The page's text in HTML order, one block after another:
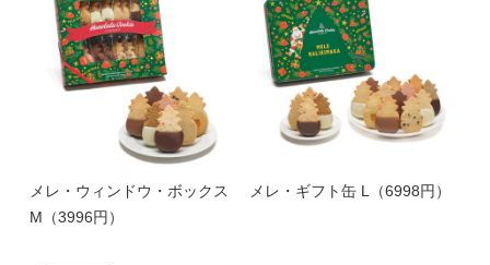
メレ・ウィンドウ・ボックス
M（3996円）
メレ・ギフト缶 L（6998円）